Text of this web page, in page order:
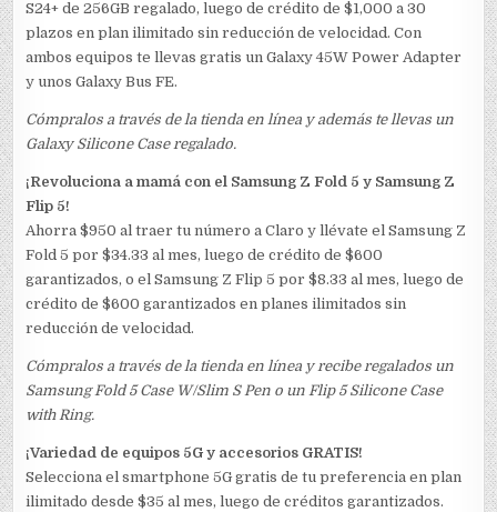
S24+ de 256GB regalado, luego de crédito de $1,000 a 30
plazos en plan ilimitado sin reducción de velocidad. Con
ambos equipos te llevas gratis un Galaxy 45W Power Adapter
y unos Galaxy Bus FE.
Cómpralos a través de la tienda en línea y además te llevas un
Galaxy Silicone Case regalado.
¡Revoluciona a mamá con el Samsung Z Fold 5 y Samsung Z
Flip 5!
Ahorra $950 al traer tu número a Claro y llévate el Samsung Z
Fold 5 por $34.33 al mes, luego de crédito de $600
garantizados, o el Samsung Z Flip 5 por $8.33 al mes, luego de
crédito de $600 garantizados en planes ilimitados sin
reducción de velocidad.
Cómpralos a través de la tienda en línea y recibe regalados un
Samsung Fold 5 Case W/Slim S Pen o un Flip 5 Silicone Case
with Ring.
¡Variedad de equipos 5G y accesorios GRATIS!
Selecciona el smartphone 5G gratis de tu preferencia en plan
ilimitado desde $35 al mes, luego de créditos garantizados.